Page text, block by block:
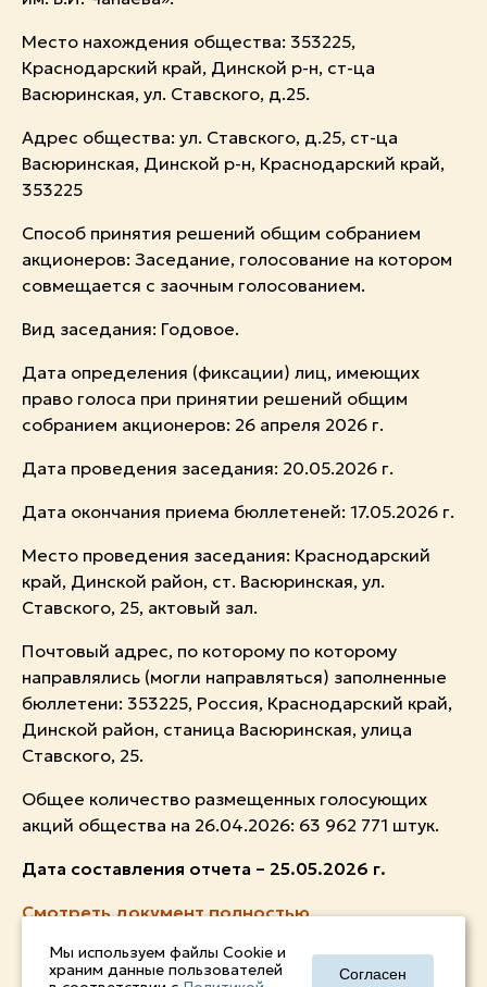
Место нахождения общества: 353225,
Краснодарский край, Динской р-н, ст-ца
Васюринская, ул. Ставского, д.25.
Адрес общества: ул. Ставского, д.25, ст-ца
Васюринская, Динской р-н, Краснодарский край,
353225
Способ принятия решений общим собранием
акционеров: Заседание, голосование на котором
совмещается с заочным голосованием.
Вид заседания: Годовое.
Дата определения (фиксации) лиц, имеющих
право голоса при принятии решений общим
собранием акционеров: 26 апреля 2026 г.
Дата проведения заседания: 20.05.2026 г.
Дата окончания приема бюллетеней: 17.05.2026 г.
Место проведения заседания: Краснодарский
край, Динской район, ст. Васюринская, ул.
Ставского, 25, актовый зал.
Почтовый адрес, по которому по которому
направлялись (могли направляться) заполненные
бюллетени: 353225, Россия, Краснодарский край,
Динской район, станица Васюринская, улица
Ставского, 25.
Общее количество размещенных голосующих
акций общества на 26.04.2026: 63 962 771 штук.
Дата составления отчета – 25.05.2026 г.
Смотреть документ полностью
Мы используем файлы Cookie и
храним данные пользователей
Согласен